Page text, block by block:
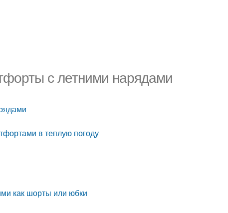
с летними нарядами
в теплую погоду
как шорты или юбки